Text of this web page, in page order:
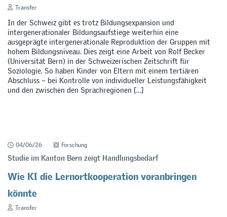
Transfer
In der Schweiz gibt es trotz Bildungsexpansion und
intergenerationaler Bildungsaufstiege weiterhin eine
ausgeprägte intergenerationale Reproduktion der Gruppen mit
hohem Bildungsniveau. Dies zeigt eine Arbeit von Rolf Becker
(Universität Bern) in der Schweizerischen Zeitschrift für
Soziologie. So haben Kinder von Eltern mit einem tertiären
Abschluss – bei Kontrolle von individueller Leistungsfähigkeit
und den zwischen den Sprachregionen […]
04/06/26 Forschung
Studie im Kanton Bern zeigt Handlungsbedarf
Wie KI die Lernortkooperation voranbringen
könnte
Transfer